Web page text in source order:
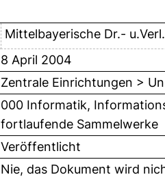
Mittelbayerische Dr.-
8 April 2004
Zentrale Einrichtungen >
000 Informatik,
fortlaufende Sammelwerke
Veröffentlicht
Nie, das Dokument wird